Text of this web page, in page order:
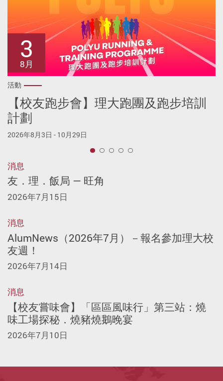
3
8月
活動
【校友跑步會】理大跑團及跑步培訓
計劃
2026年8月3日 - 10月29日
16
8月
活動
【校友羽毛球會】羽毛球技巧工作坊
2026年8月16日
22
8月
活動
【理大校友週】遊走理大：虛擬校園
尋寶遊
2026年8月22 - 31日
24
8月
活動
【理大校友週】「生活 x 創業」校友
講堂
2026年8月24日
28
8月
活動
【理大校友週】「親子同行︰溝通有
法・教養有方」午間講座
2026年8月28日
消息
友．理．飯局 — 旺角
2026年7月15日
消息
AlumNews（2026年7月）－報名參加理大校
友週！
2026年7月14日
消息
【校友嘗味會】「區區風味行」第三站：燒
味工場探秘．燒豬燒鵝晚宴
2026年7月10日